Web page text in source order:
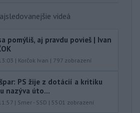
videá
pomýliš, aj pravdu povieš | Ivan
| Korčok Ivan | 797 zobrazení
PS žije z dotácií a kritiku
nazýva úto...
| Smer - SSD | 5501 zobrazení